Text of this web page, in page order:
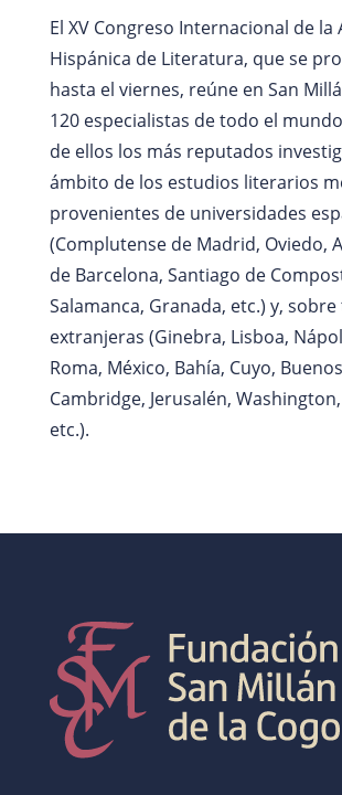
El XV Congreso Internacional de la
Hispánica de Literatura, que se
hasta el viernes, reúne en San
120 especialistas de todo el
de ellos los más reputados
ámbito de los estudios literarios
provenientes de universidades
(Complutense de Madrid, Oviedo,
de Barcelona, Santiago de
Salamanca, Granada, etc.) y,
extranjeras (Ginebra, Lisboa,
Roma, México, Bahía, Cuyo,
Cambridge, Jerusalén,
etc.).